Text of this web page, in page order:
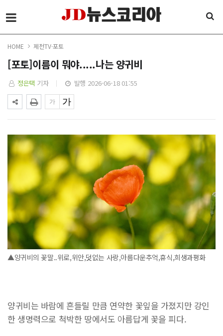
HOME 제천TV·포토
[포토]이름이 뭐야.....나는 양귀비
정은택 기자 발행 2026-06-18 01:55
▲양귀비의 꽃말..위로,위안,덧없는 사랑,아름다운추억,휴식,희생과평화
양귀비는 바람에 흔들릴 만큼 연약한 꽃잎을 가졌지만 강인
한 생명력으로 척박한 땅에서도 아름답게 꽃을 피다.